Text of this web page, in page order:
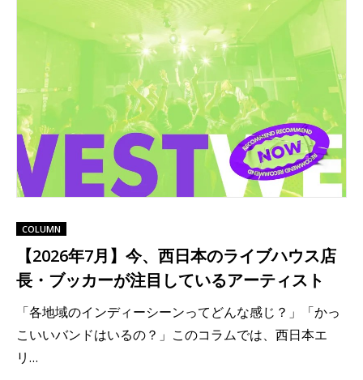
COLUMN
【2026年7月】今、西日本のライブハウス店
長・ブッカーが注目しているアーティスト
「各地域のインディーシーンってどんな感じ？」「かっ
こいいバンドはいるの？」このコラムでは、西日本エ
リ…